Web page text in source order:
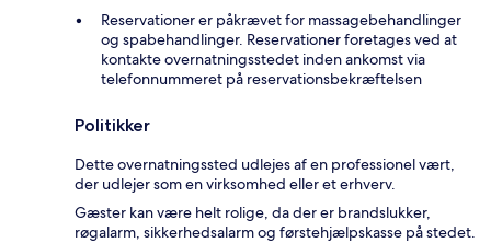
Reservationer er påkrævet for massagebehandlinger
og spabehandlinger. Reservationer foretages ved at
kontakte overnatningsstedet inden ankomst via
telefonnummeret på reservationsbekræftelsen
Politikker
Dette overnatningssted udlejes af en professionel vært,
der udlejer som en virksomhed eller et erhverv.
Gæster kan være helt rolige, da der er brandslukker,
røgalarm, sikkerhedsalarm og førstehjælpskasse på stedet.